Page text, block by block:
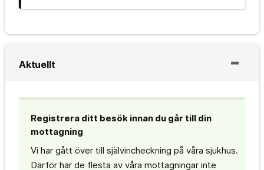
Aktuellt
Registrera ditt besök innan du går till din
mottagning
Vi har gått över till självincheckning på våra sjukhus.
Därför har de flesta av våra mottagningar inte